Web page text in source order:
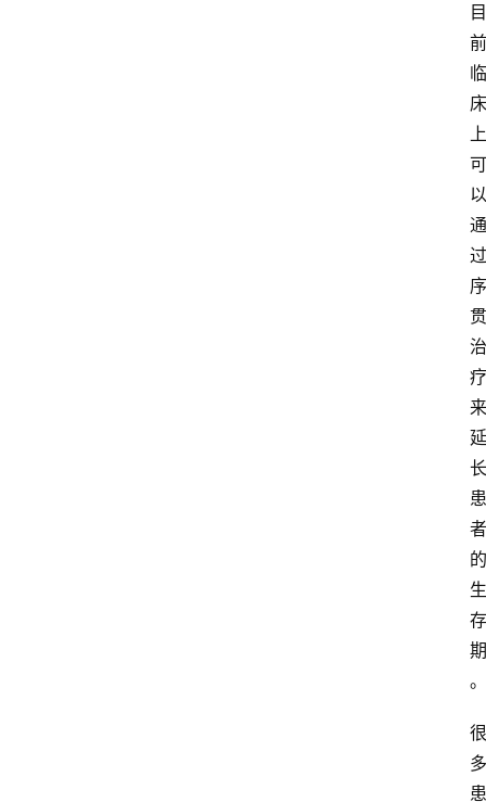
目
前
临
床
上
可
以
通
过
序
贯
治
疗
来
延
长
患
者
的
生
存
期
。
很
多
患